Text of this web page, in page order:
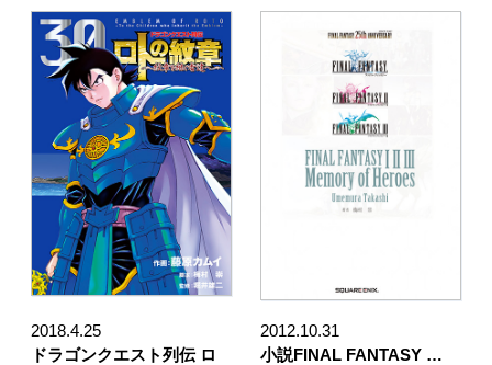
2018.4.25
ドラゴンクエスト列伝 ロ
2012.10.31
小説FINAL FANTASY …